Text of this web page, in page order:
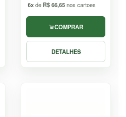
6xde R$ 66,65nos cartoes
COMPRAR
DETALHES